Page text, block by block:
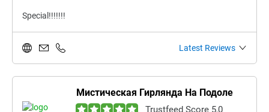
Special!!!!!!!
Latest Reviews
Мистическая Гирлянда На Подоле
Trustfeed Score 5,0